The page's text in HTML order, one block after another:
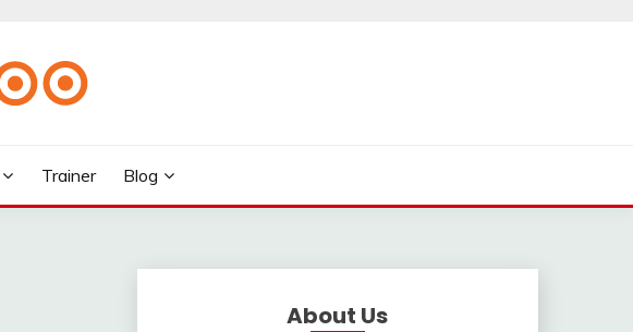
Trainer Blog
About Us